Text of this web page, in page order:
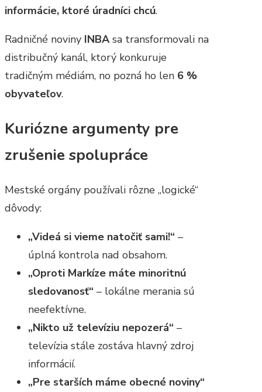
informácie, ktoré úradníci chcú.
Radničné noviny INBAsa transformovali na
distribučný kanál, ktorý konkuruje
tradičným médiám, no pozná ho len 6 %
obyvateľov.
Kuriózne argumenty pre
zrušenie spolupráce
Mestské orgány používali rôzne „logické“
dôvody:
„Videá si vieme natočiť sami!“ –
úplná kontrola nad obsahom.
„Oproti Markíze máte minoritnú
sledovanosť“ – lokálne merania sú
neefektívne.
„Nikto už televíziu nepozerá“ –
televízia stále zostáva hlavný zdroj
informácií.
„Pre starších máme obecné noviny“